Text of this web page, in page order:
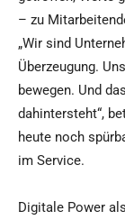
– zu
„Wir sind
Überzeugung.
bewegen. Und
dahintersteht“,
heute noch
im Service.
Digitale Power